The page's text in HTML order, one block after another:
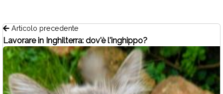
Articolo precedente
Lavorare in Inghilterra: dov'è l'inghippo?